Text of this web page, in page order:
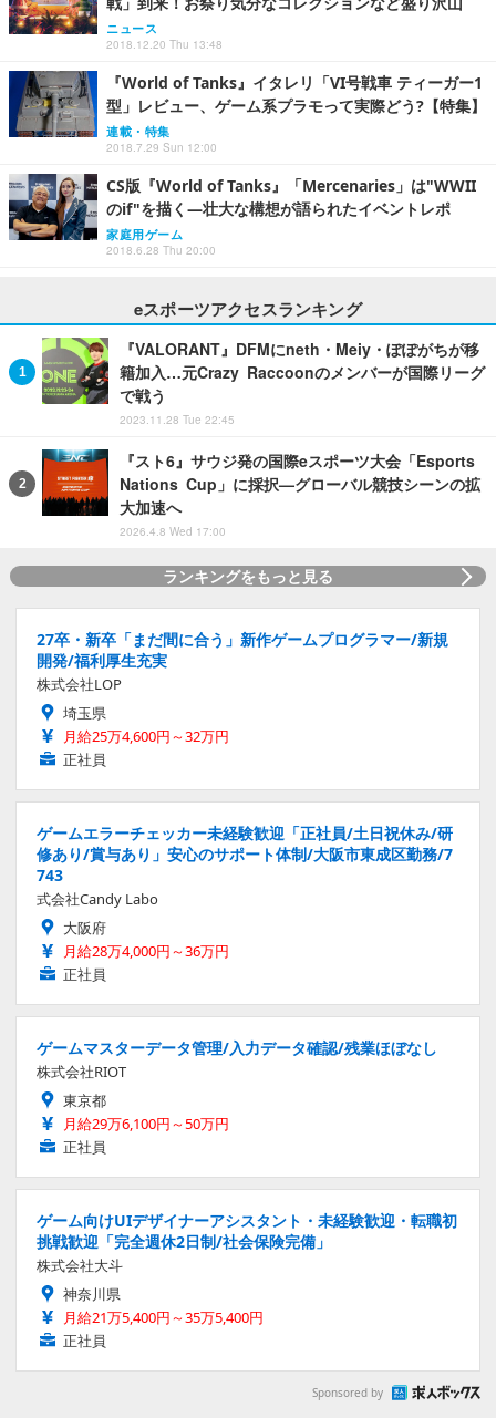
ニュース
2018.12.20 Thu 13:48
『World of Tanks』イタレリ「VI号戦車 ティーガー1
型」レビュー、ゲーム系プラモって実際どう?【特集】
連載・特集
2018.7.29 Sun 12:00
CS版『World of Tanks』「Mercenaries」は"WWII
のif"を描く―壮大な構想が語られたイベントレポ
家庭用ゲーム
2018.6.28 Thu 20:00
eスポーツアクセスランキング
『VALORANT』DFMにneth・Meiy・ぽぽがちが移
籍加入…元Crazy Raccoonのメンバーが国際リーグ
で戦う
2023.11.28 Tue 22:45
『スト6』サウジ発の国際eスポーツ大会「Esports
Nations Cup」に採択—グローバル競技シーンの拡
大加速へ
2026.4.8 Wed 17:00
ランキングをもっと見る
27卒・新卒「まだ間に合う」新作ゲームプログラマー/新規
開発/福利厚生充実
株式会社LOP
埼玉県
月給25万4,600円～32万円
正社員
ゲームエラーチェッカー未経験歓迎「正社員/土日祝休み/研
修あり/賞与あり」安心のサポート体制/大阪市東成区勤務/7
743
式会社Candy Labo
大阪府
月給28万4,000円～36万円
正社員
ゲームマスターデータ管理/入力データ確認/残業ほぼなし
株式会社RIOT
東京都
月給29万6,100円～50万円
正社員
ゲーム向けUIデザイナーアシスタント・未経験歓迎・転職初
挑戦歓迎「完全週休2日制/社会保険完備」
株式会社大斗
神奈川県
月給21万5,400円～35万5,400円
正社員
Sponsored by